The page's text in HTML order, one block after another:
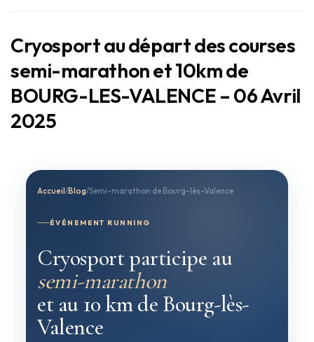
Cryosport au départ des courses
semi-marathon et 10km de
BOURG-LES-VALENCE – 06 Avril
2025
Accueil/Blog/Semi-marathon de Bourg-lès-Valence
ÉVÉNEMENT RUNNING
Cryosport participe au
semi-marathon
et au 10 km de Bourg-lès-
Valence